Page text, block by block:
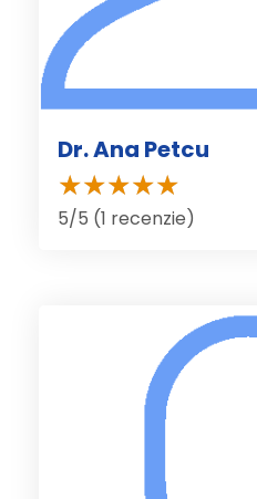
Dr. Ana Petcu
5/5 (1 recenzie)